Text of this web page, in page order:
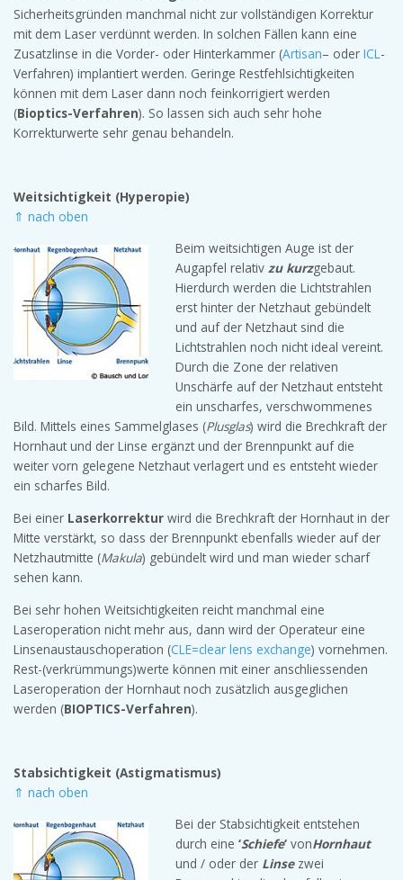
Sicherheitsgründen manchmal nicht zur vollständigen Korrektur
mit dem Laser verdünnt werden. In solchen Fällen kann eine
Zusatzlinse in die Vorder- oder Hinterkammer (Artisan– oder ICL -
Verfahren) implantiert werden. Geringe Restfehlsichtigkeiten
können mit dem Laser dann noch feinkorrigiert werden
(Bioptics-Verfahren). So lassen sich auch sehr hohe
Korrekturwerte sehr genau behandeln.
Weitsichtigkeit (Hyperopie)
⇑ nach oben
Beim weitsichtigen Auge ist der
Augapfel relativ zu kurzgebaut.
Hierdurch werden die Lichtstrahlen
erst hinter der Netzhaut gebündelt
und auf der Netzhaut sind die
Lichtstrahlen noch nicht ideal vereint.
Durch die Zone der relativen
Unschärfe auf der Netzhaut entsteht
ein unscharfes, verschwommenes
Bild. Mittels eines Sammelglases (Plusglas) wird die Brechkraft der
Hornhaut und der Linse ergänzt und der Brennpunkt auf die
weiter vorn gelegene Netzhaut verlagert und es entsteht wieder
ein scharfes Bild.
Bei einer Laserkorrektur wird die Brechkraft der Hornhaut in der
Mitte verstärkt, so dass der Brennpunkt ebenfalls wieder auf der
Netzhautmitte (Makula) gebündelt wird und man wieder scharf
sehen kann.
Bei sehr hohen Weitsichtigkeiten reicht manchmal eine
Laseroperation nicht mehr aus, dann wird der Operateur eine
Linsenaustauschoperation (CLE=clear lens exchange) vornehmen.
Rest-(verkrümmungs)werte können mit einer anschliessenden
Laseroperation der Hornhaut noch zusätzlich ausgeglichen
werden (BIOPTICS-Verfahren).
Stabsichtigkeit (Astigmatismus)
⇑ nach oben
Bei der Stabsichtigkeit entstehen
durch eine ‘Schiefe‘ vonHornhaut
und / oder der Linse zwei